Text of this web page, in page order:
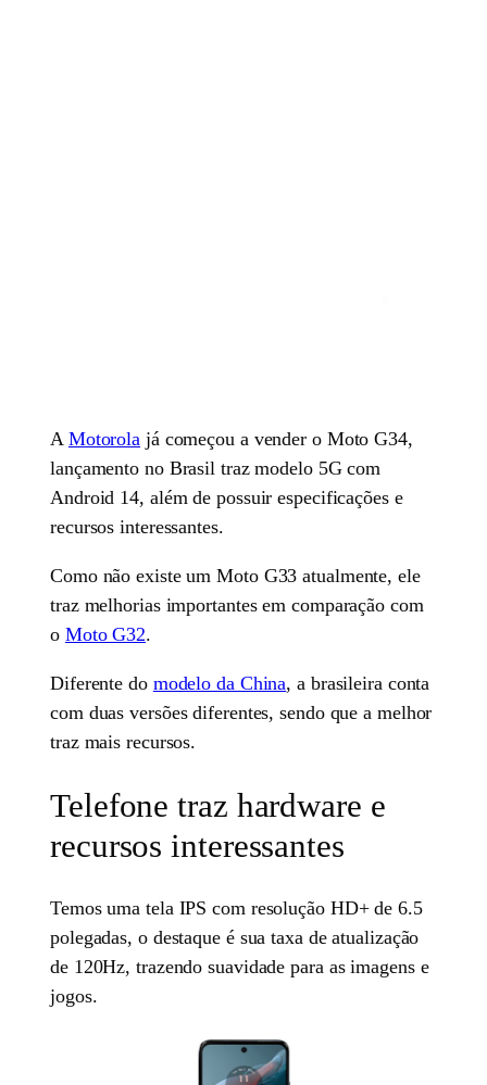
A Motorola já começou a vender o Moto G34,
lançamento no Brasil traz modelo 5G com
Android 14, além de possuir especificações e
recursos interessantes.
Como não existe um Moto G33 atualmente, ele
traz melhorias importantes em comparação com
o Moto G32.
Diferente do modelo da China, a brasileira conta
com duas versões diferentes, sendo que a melhor
traz mais recursos.
Telefone traz hardware e
recursos interessantes
Temos uma tela IPS com resolução HD+ de 6.5
polegadas, o destaque é sua taxa de atualização
de 120Hz, trazendo suavidade para as imagens e
jogos.